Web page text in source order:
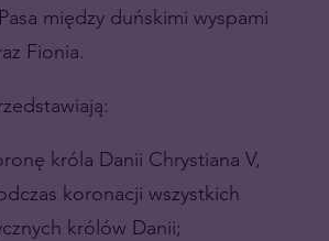
między duńskimi wyspami
Fionia.
króla Danii Chrystiana V,
koronacji wszystkich
królów Danii;